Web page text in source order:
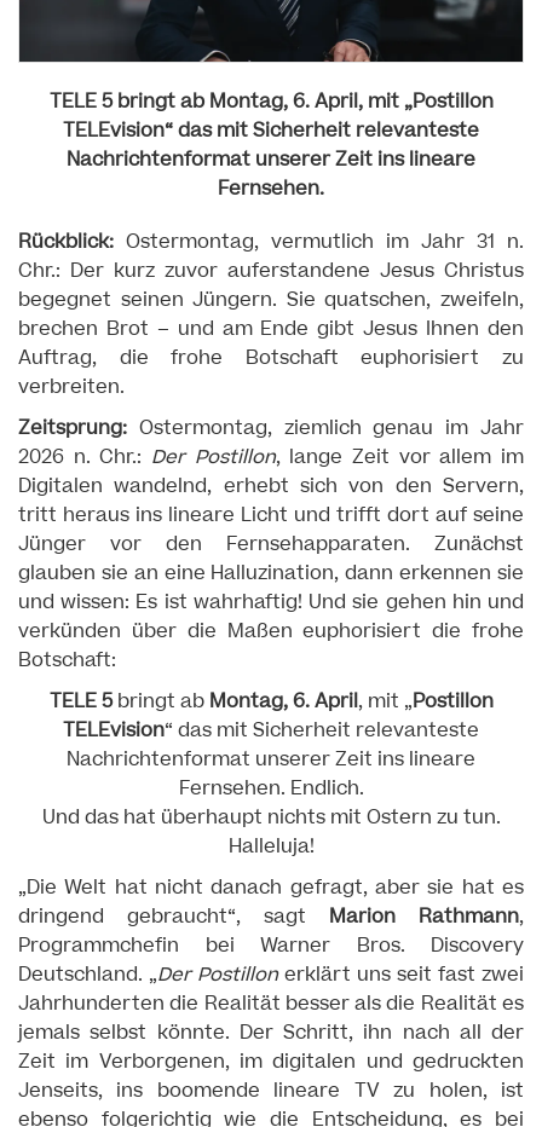
TELE 5 bringt ab Montag, 6. April, mit „Postillon
TELEvision“ das mit Sicherheit relevanteste
Nachrichtenformat unserer Zeit ins lineare
Fernsehen.
Rückblick: Ostermontag, vermutlich im Jahr 31 n.
Chr.: Der kurz zuvor auferstandene Jesus Christus
begegnet seinen Jüngern. Sie quatschen, zweifeln,
brechen Brot – und am Ende gibt Jesus Ihnen den
Auftrag, die frohe Botschaft euphorisiert zu
verbreiten.
Zeitsprung: Ostermontag, ziemlich genau im Jahr
2026 n. Chr.: Der Postillon, lange Zeit vor allem im
Digitalen wandelnd, erhebt sich von den Servern,
tritt heraus ins lineare Licht und trifft dort auf seine
Jünger vor den Fernsehapparaten. Zunächst
glauben sie an eine Halluzination, dann erkennen sie
und wissen: Es ist wahrhaftig! Und sie gehen hin und
verkünden über die Maßen euphorisiert die frohe
Botschaft:
TELE 5bringt ab Montag, 6. April, mit „Postillon
TELEvision“ das mit Sicherheit relevanteste
Nachrichtenformat unserer Zeit ins lineare
Fernsehen. Endlich.
Und das hat überhaupt nichts mit Ostern zu tun.
Halleluja!
„Die Welt hat nicht danach gefragt, aber sie hat es
dringend gebraucht“, sagt Marion Rathmann,
Programmchefin bei Warner Bros. Discovery
Deutschland. „Der Postillonerklärt uns seit fast zwei
Jahrhunderten die Realität besser als die Realität es
jemals selbst könnte. Der Schritt, ihn nach all der
Zeit im Verborgenen, im digitalen und gedruckten
Jenseits, ins boomende lineare TV zu holen, ist
ebenso folgerichtig wie die Entscheidung, es bei